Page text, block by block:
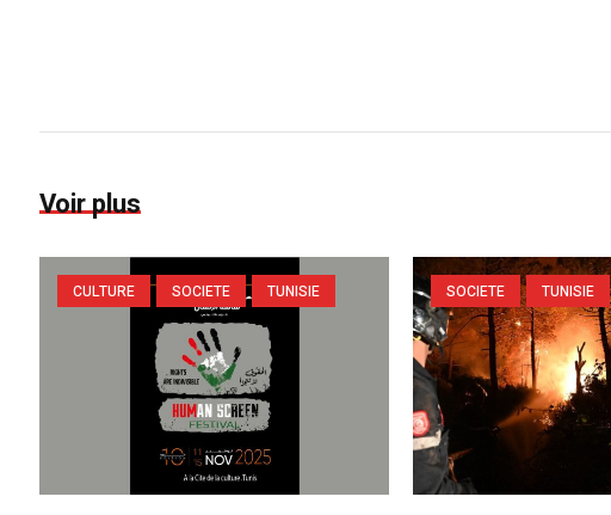
Voir plus
CULTURE SOCIETE TUNISIE SOCIETE TUNISIE